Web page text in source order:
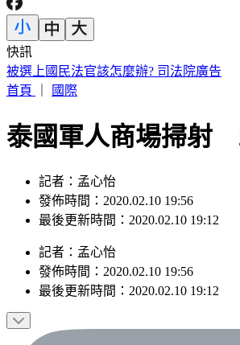
快訊
被選上國民法官該怎麼辦? 司法院廣告
首頁
國際
泰國軍人商場掃射
記者：孟心怡
發佈時間：2020.02.10 19:56
最後更新時間：2020.02.10 19:12
記者 ： 孟心怡
發佈時間： 2020.02.10 19:56
最後更新時間： 2020.02.10 19:12